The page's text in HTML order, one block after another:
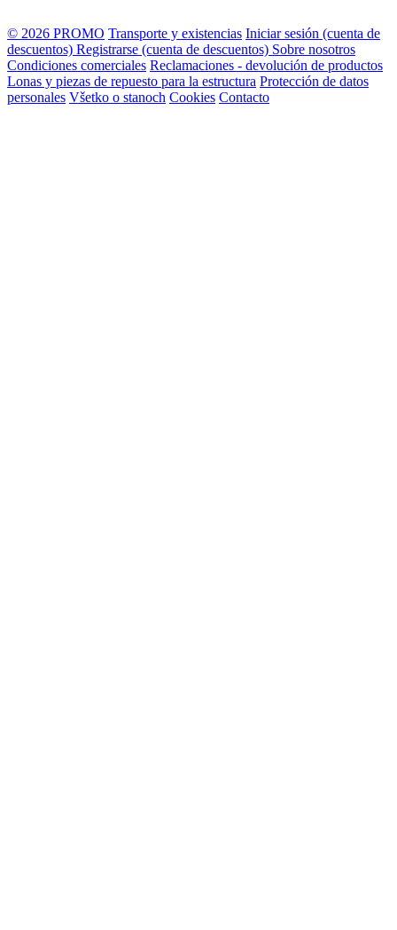
© 2026 PROMO Transporte y existencias Iniciar sesión (cuenta de
descuentos) Registrarse (cuenta de descuentos) Sobre nosotros
Condiciones comerciales Reclamaciones - devolución de productos
Lonas y piezas de repuesto para la estructura Protección de datos
personales Všetko o stanoch Cookies Contacto